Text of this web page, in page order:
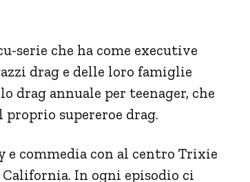
serie che ha come executive
drag e delle loro famiglie
drag annuale per teenager, che
supereroe drag.
commedia con al centro Trixie
In ogni episodio ci